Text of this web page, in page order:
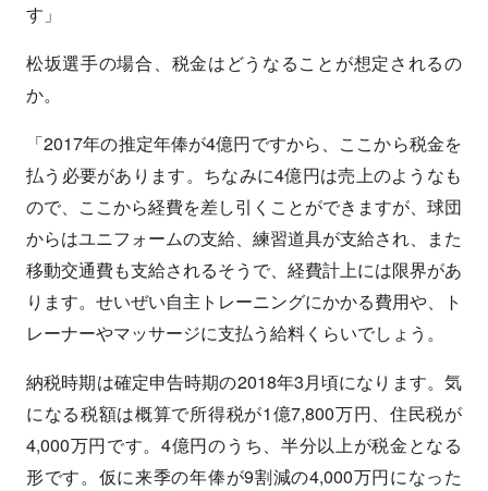
す」
松坂選手の場合、税金はどうなることが想定されるの
か。
「2017年の推定年俸が4億円ですから、ここから税金を
払う必要があります。ちなみに4億円は売上のようなも
ので、ここから経費を差し引くことができますが、球団
からはユニフォームの支給、練習道具が支給され、また
移動交通費も支給されるそうで、経費計上には限界があ
ります。せいぜい自主トレーニングにかかる費用や、ト
レーナーやマッサージに支払う給料くらいでしょう。
納税時期は確定申告時期の2018年3月頃になります。気
になる税額は概算で所得税が1億7,800万円、住民税が
4,000万円です。4億円のうち、半分以上が税金となる
形です。仮に来季の年俸が9割減の4,000万円になった